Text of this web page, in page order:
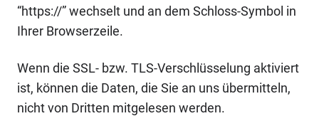
“https://” wechselt und an dem Schloss-Symbol in
Ihrer Browserzeile.
Wenn die SSL- bzw. TLS-Verschlüsselung aktiviert
ist, können die Daten, die Sie an uns übermitteln,
nicht von Dritten mitgelesen werden.